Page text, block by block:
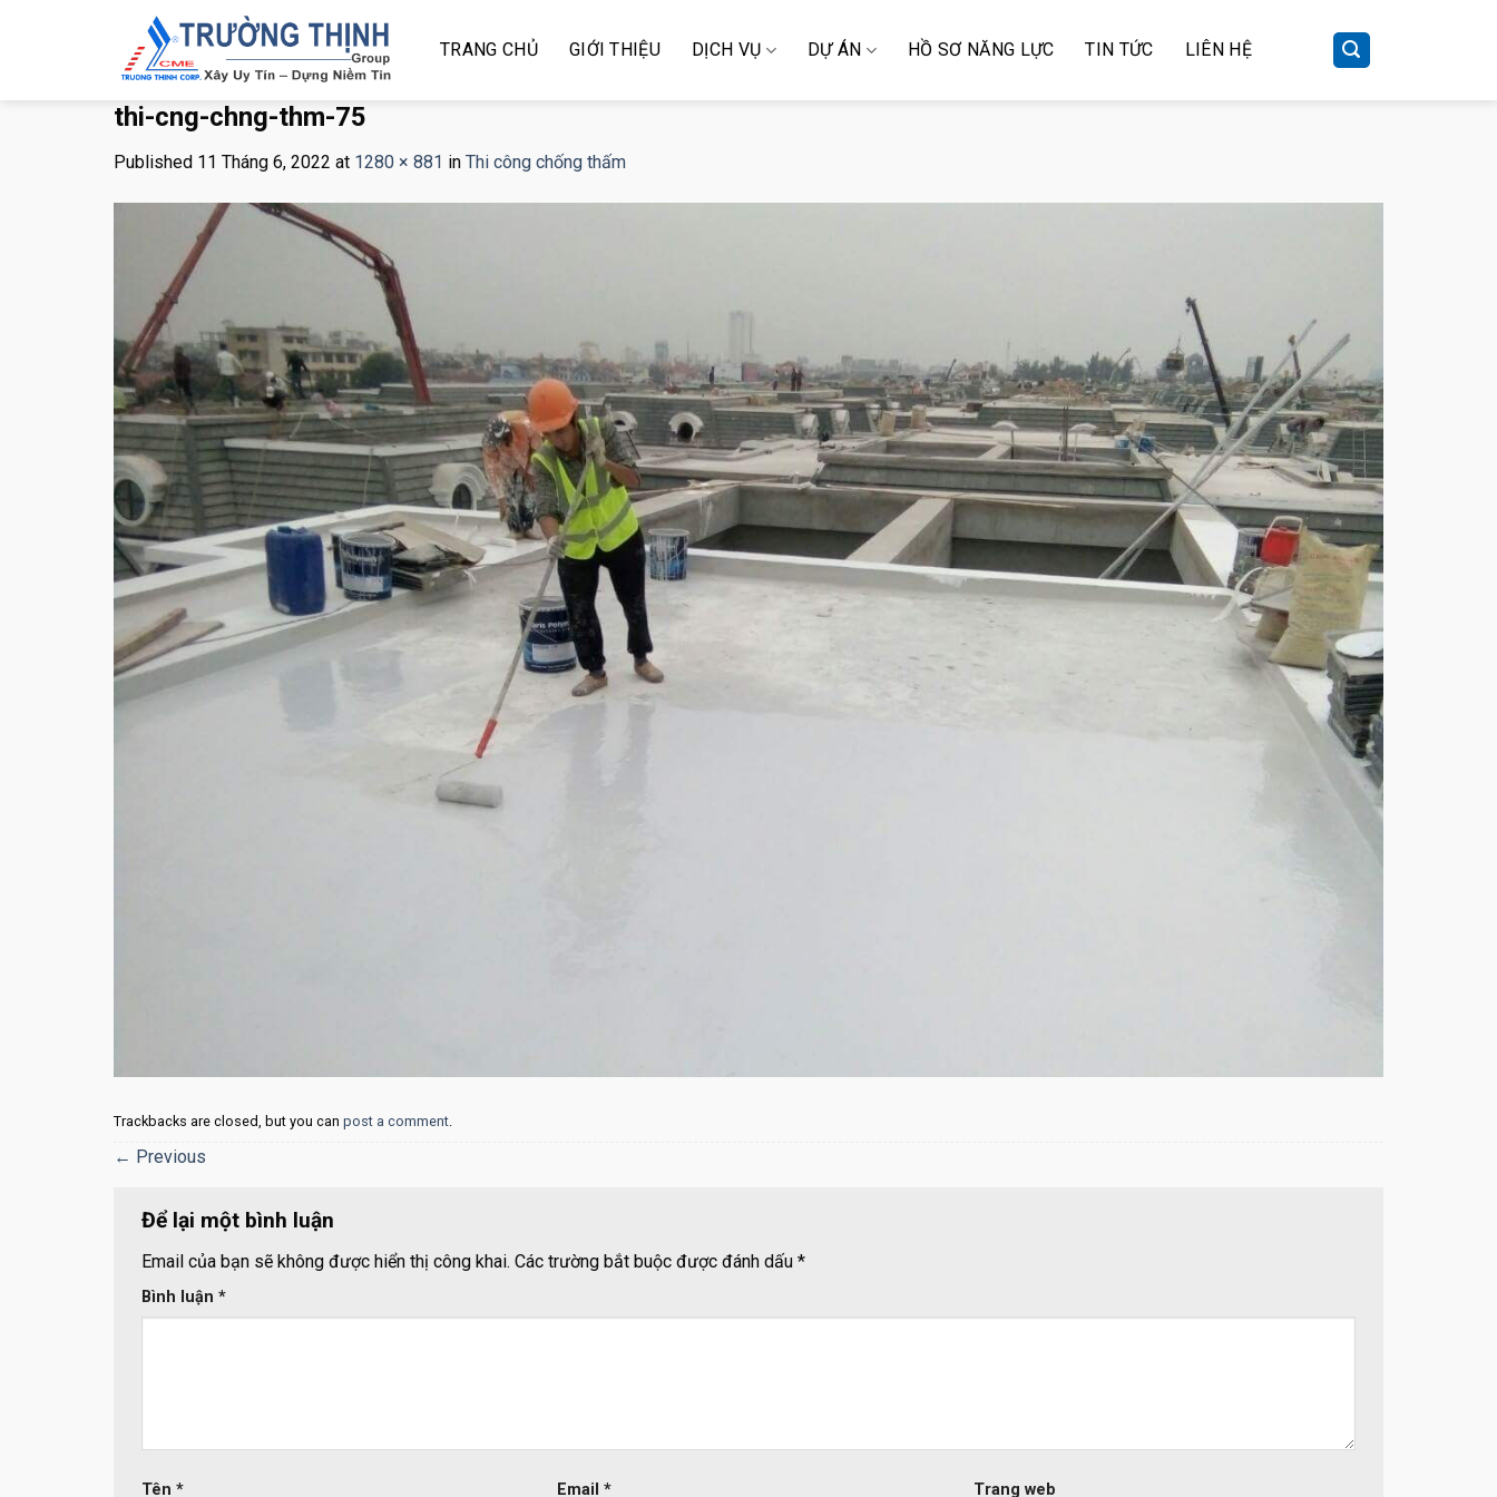
TRANG CHỦ GIỚI THIỆU DỊCH VỤ DỰ ÁN HỒ SƠ NĂNG LỰC TIN TỨC LIÊN HỆ
thi-cng-chng-thm-75
Published 11 Tháng 6, 2022 at 1280 × 881 in Thi công chống thấm
Trackbacks are closed, but you can post a comment.
← Previous
Để lại một bình luận
Email của bạn sẽ không được hiển thị công khai. Các trường bắt buộc được đánh dấu *
Bình luận *
Tên * Email* Trang web